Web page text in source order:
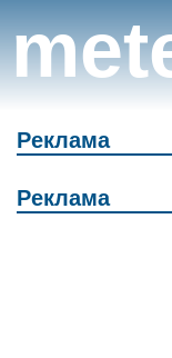
Реклама
Реклама